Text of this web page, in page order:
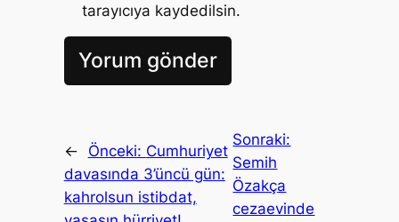
tarayıcıya kaydedilsin.
← Önceki: Cumhuriyet
davasında 3’üncü gün:
kahrolsun istibdat,
Sonraki:
Semih
Özakça
cezaevinde